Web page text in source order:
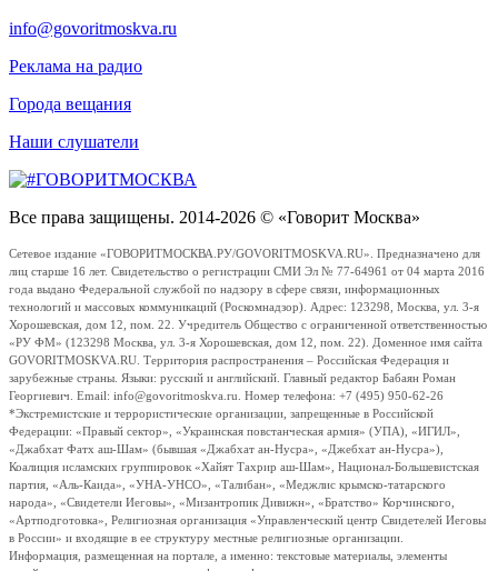
info@govoritmoskva.ru
Реклама на радио
Города вещания
Наши слушатели
Все права защищены. 2014-2026 © «Говорит Москва»
Сетевое издание «ГОВОРИТМОСКВА.РУ/GOVORITMOSKVA.RU». Предназначено для
лиц старше 16 лет. Свидетельство о регистрации СМИ Эл № 77-64961 от 04 марта 2016
года выдано Федеральной службой по надзору в сфере связи, информационных
технологий и массовых коммуникаций (Роскомнадзор). Адрес: 123298, Москва, ул. 3-я
Хорошевская, дом 12, пом. 22. Учредитель Общество с ограниченной ответственностью
«РУ ФМ» (123298 Москва, ул. 3-я Хорошевская, дом 12, пом. 22). Доменное имя сайта
GOVORITMOSKVA.RU. Территория распространения – Российская Федерация и
зарубежные страны. Языки: русский и английский. Главный редактор Бабаян Роман
Георгиевич. Email: info@govoritmoskva.ru. Номер телефона: +7 (495) 950-62-26
*Экстремистские и террористические организации, запрещенные в Российской
Федерации: «Правый сектор», «Украинская повстанческая армия» (УПА), «ИГИЛ»,
«Джабхат Фатх аш-Шам» (бывшая «Джабхат ан-Нусра», «Джебхат ан-Нусра»),
Коалиция исламских группировок «Хайят Тахрир аш-Шам», Национал-Большевистская
партия, «Аль-Каида», «УНА-УНСО», «Талибан», «Меджлис крымско-татарского
народа», «Свидетели Иеговы», «Мизантропик Дивижн», «Братство» Корчинского,
«Артподготовка», Религиозная организация «Управленческий центр Свидетелей Иеговы
в России» и входящие в ее структуру местные религиозные организации.
Информация, размещенная на портале, а именно: текстовые материалы, элементы